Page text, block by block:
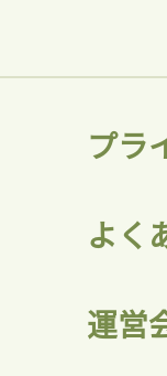
プラ
よく
運営